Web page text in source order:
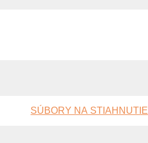
SÚBORY NA STIAHNUTIE